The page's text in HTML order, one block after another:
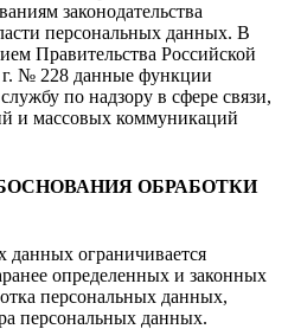
законодательства
персональных данных. В
Правительства Российской
г. № 228 данные функции
по надзору в сфере связи,
и массовых коммуникаций
ОБРАБОТКИ
данных ограничивается
определенных и законных
персональных данных,
персональных данных.